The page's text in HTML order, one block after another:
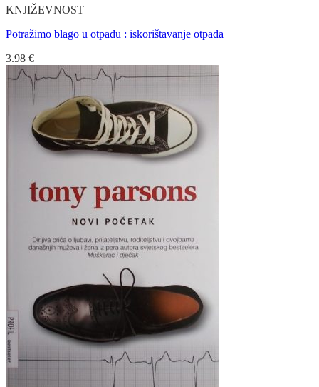
KNJIŽEVNOST
Potražimo blago u otpadu : iskorištavanje otpada
3.98 €